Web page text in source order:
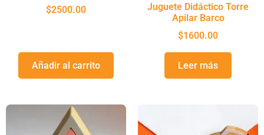
$2500.00
Añadir al carrito
Juguete Didáctico Torre
Apilar Barco
$1600.00
Leer más